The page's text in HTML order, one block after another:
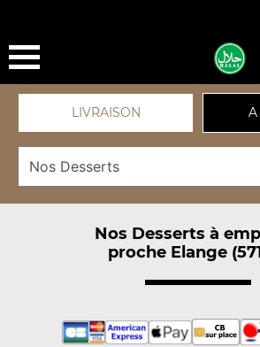
LIVRAISON A
Nos Desserts à
proche Elange